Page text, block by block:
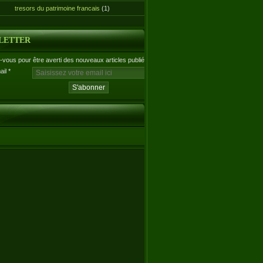
tresors du patrimoine francais (1)
vous pour être averti des nouveaux articles publiés.